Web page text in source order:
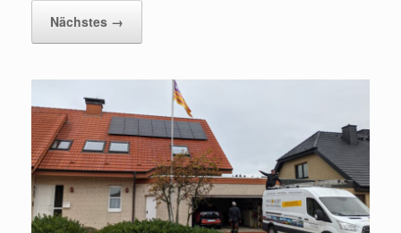
Nächstes →